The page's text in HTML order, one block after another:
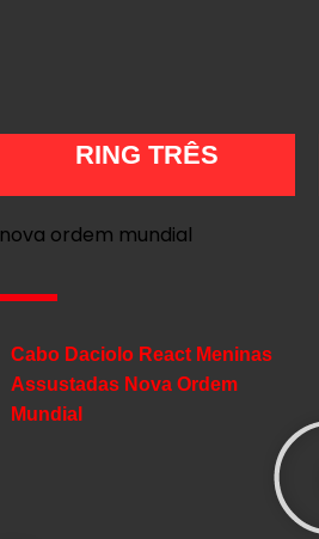
RING TRÊS
nova ordem mundial
Cabo Daciolo React Meninas
Assustadas Nova Ordem
Mundial